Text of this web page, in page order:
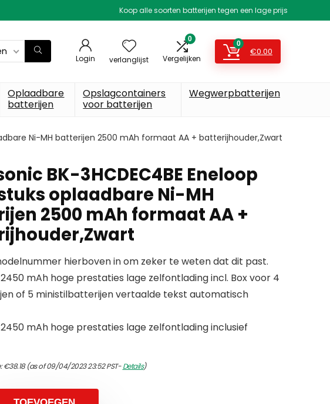
Koop alle soorten batterijen tegen een lage prijs
Login verlanglijst
0
Vergelijken
0
€0.00
Oplaadbare
batterijen
Opslagcontainers
voor batterijen
Wegwerpbatterijen
Ni-MH batterijen 2500 mAh formaat AA + batterijhouder,Zwart
BK-3HCDEC4BE Eneloop
oplaadbare Ni-MH
2500 mAh formaat AA +
hierboven in om zeker te weten dat dit past.
mAh hoge prestaties lage zelfontlading incl. Box voor 4
of 5 ministilbatterijen vertaalde tekst automatisch
mAh hoge prestaties lage zelfontlading inclusief
€38.18(as of 09/04/2023 23:52 PST-Details)